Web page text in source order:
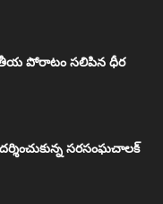
పోరాటం సలిపిన ధీర
సరసంఘచాలక్